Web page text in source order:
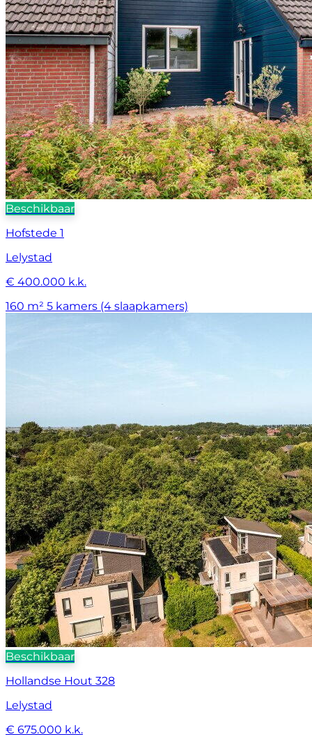
Beschikbaar
Hofstede 1
Lelystad
€ 400.000 k.k.
160 m² 5 kamers (4 slaapkamers)
Beschikbaar
Hollandse Hout 328
Lelystad
€ 675.000 k.k.